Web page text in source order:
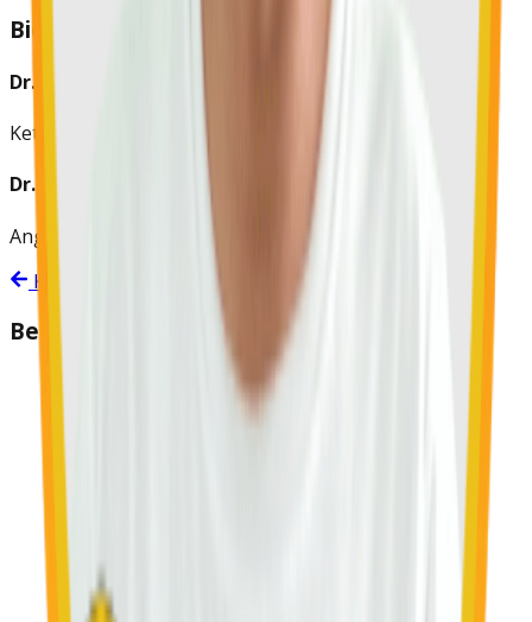
Bidang V: Kebijakan Pendidikan
Dr. Gatot Gunarso, S.H., M.Hum., M.M.
Ketua Bidang
Dr. Wahyu Nugroho, S.H., M.M.
Anggota
Kembali ke Daftar MPKW
Berita MPKW JAWA TIMUR